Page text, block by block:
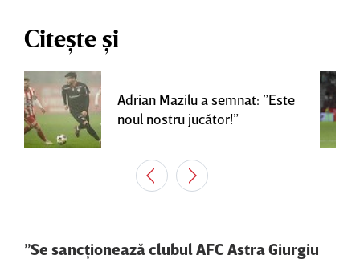
Citește și
Adrian Mazilu a semnat: ”Este
noul nostru jucător!”
”Se sancţionează clubul AFC Astra Giurgiu